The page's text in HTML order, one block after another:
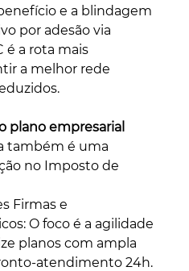
e a blindagem
por adesão via
é a rota mais
a melhor rede
plano empresarial
também é uma
no Imposto de
Firmas e
O foco é a agilidade
planos com ampla
atendimento 24h.